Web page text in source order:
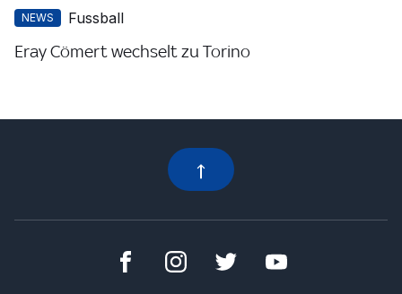
NEWS Fussball
Eray Cömert wechselt zu Torino